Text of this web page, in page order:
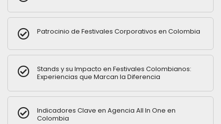
Patrocinio de Festivales Corporativos en Colombia
Stands y su Impacto en Festivales Colombianos:
Experiencias que Marcan la Diferencia
Indicadores Clave en Agencia All In One en
Colombia